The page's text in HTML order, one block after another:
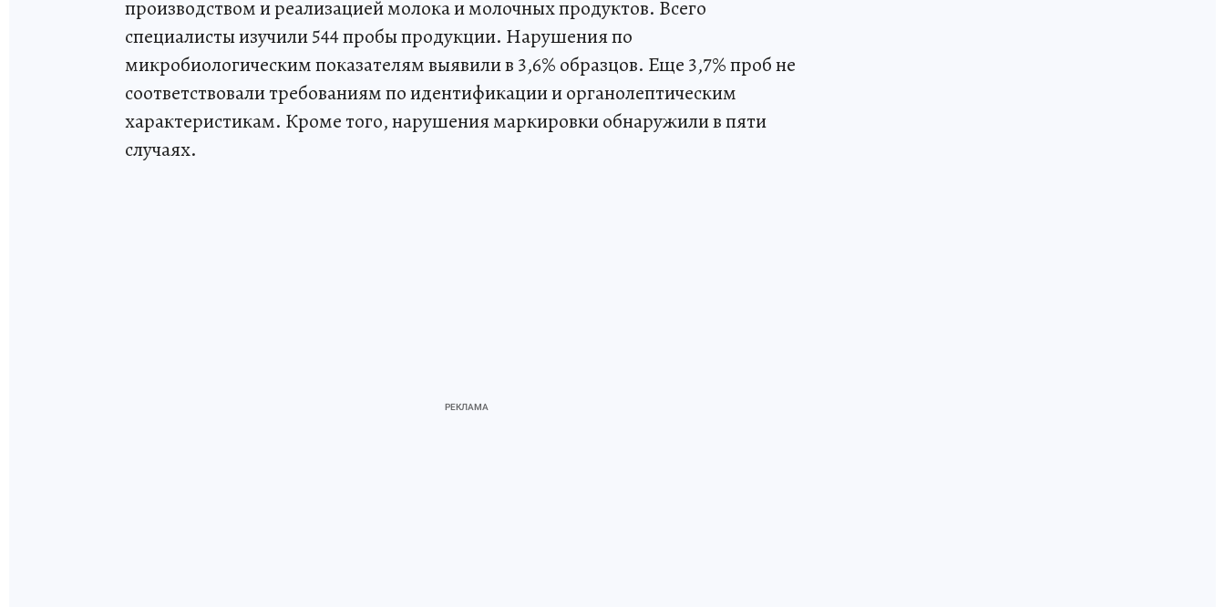
производством и реализацией молока и молочных продуктов. Всего
специалисты изучили 544 пробы продукции. Нарушения по
микробиологическим показателям выявили в 3,6% образцов. Еще 3,7% проб не
соответствовали требованиям по идентификации и органолептическим
характеристикам. Кроме того, нарушения маркировки обнаружили в пяти
случаях.